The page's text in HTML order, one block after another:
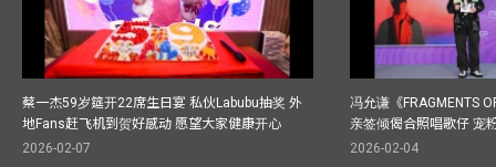
蔡一杰59岁筵开22席生日宴 私伙Labubu抽奖 外
地Fans赶飞机到贺好感动 愿望大家健康开心
2026-02-07
冯允谦《FRAGMENTS
亲签倾偈合照唱歌仔 宠
2026-02-04